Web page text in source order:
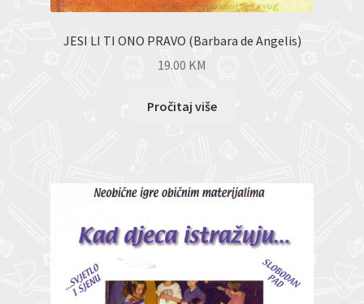
JESI LI TI ONO PRAVO (Barbara de Angelis)
19.00 KM
Pročitaj više